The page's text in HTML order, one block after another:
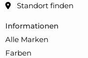
Informationen
Alle Marken
Farben
Standort finden